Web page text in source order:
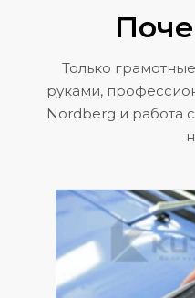
Только
руками,
Nordberg и работа